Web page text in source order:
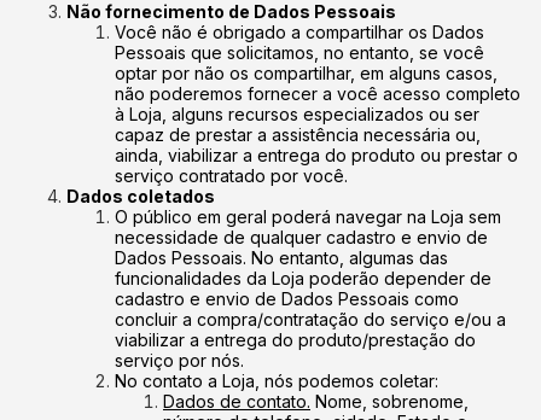
Não fornecimento de Dados Pessoais
Você não é obrigado a compartilhar os Dados
Pessoais que solicitamos, no entanto, se você
optar por não os compartilhar, em alguns casos,
não poderemos fornecer a você acesso completo
à Loja, alguns recursos especializados ou ser
capaz de prestar a assistência necessária ou,
ainda, viabilizar a entrega do produto ou prestar o
serviço contratado por você.
Dados coletados
O público em geral poderá navegar na Loja sem
necessidade de qualquer cadastro e envio de
Dados Pessoais. No entanto, algumas das
funcionalidades da Loja poderão depender de
cadastro e envio de Dados Pessoais como
concluir a compra/contratação do serviço e/ou a
viabilizar a entrega do produto/prestação do
serviço por nós.
No contato a Loja, nós podemos coletar:
Dados de contato. Nome, sobrenome,